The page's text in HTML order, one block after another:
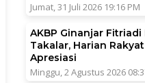
Jumat, 31 Juli 2026 19:16 PM
AKBP Ginanjar
Takalar, Harian
Apresiasi
Minggu, 2 Agustus 2026